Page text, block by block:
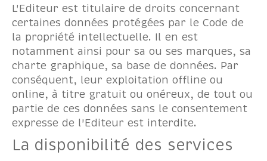
L'Editeur est titulaire de droits concernant
certaines données protégées par le Code de
la propriété intellectuelle. Il en est
notamment ainsi pour sa ou ses marques, sa
charte graphique, sa base de données. Par
conséquent, leur exploitation offline ou
online, à titre gratuit ou onéreux, de tout ou
partie de ces données sans le consentement
expresse de l'Editeur est interdite.
La disponibilité des services